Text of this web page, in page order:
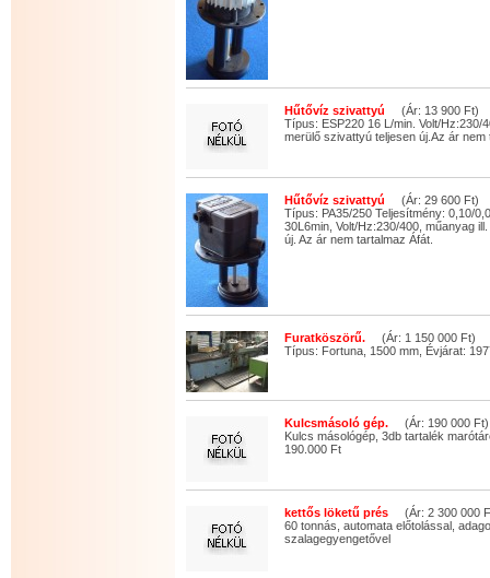
Hűtővíz szivattyú (Ár: 13 900 Ft)
Típus: ESP220 16 L/min. Volt/Hz:230/
merülő szivattyú teljesen új.Az ár nem
Hűtővíz szivattyú
(Ár: 29 600 Ft)
Típus: PA35/250 Teljesítmény: 0,10/
30L6min, Volt/Hz:230/400, műanyag
új. Az ár nem tartalmaz Áfát.
Furatköszörű. (Ár: 1 150 000 Ft)
Típus: Fortuna, 1500 mm, Évjárat:
Kulcsmásoló gép. (Ár: 190 000 Ft)
Kulcs másológép, 3db tartalék
190.000 Ft
kettős löketű prés (Ár: 2 300 000
60 tonnás, automata előtolással,
szalagegyengetővel